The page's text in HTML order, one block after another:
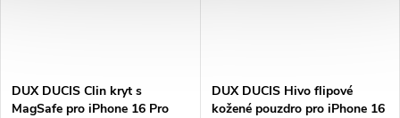
DUX DUCIS Clin kryt s
MagSafe pro iPhone 16 Pro
DUX DUCIS Hivo flipové
kožené pouzdro pro iPhone 16